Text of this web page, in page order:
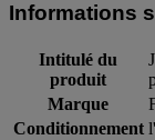
Informations
Intitulé du
produit
Marque
Conditionnement